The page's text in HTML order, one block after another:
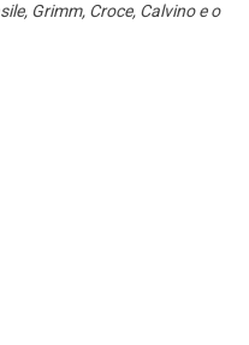
Grimm, Croce, Calvino e o